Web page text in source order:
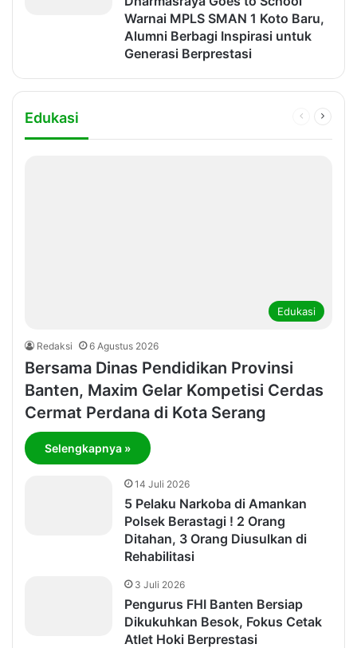
Warnai MPLS SMAN 1 Koto Baru,
Alumni Berbagi Inspirasi untuk
Generasi Berprestasi
Edukasi
Previous
Edukasi
Redaksi 6 Agustus 2026
Bersama Dinas Pendidikan Provinsi
Banten, Maxim Gelar Kompetisi Cerdas
Cermat Perdana di Kota Serang
Selengkapnya »
14 Juli 2026
5 Pelaku Narkoba di Amankan
Polsek Berastagi ! 2 Orang
Ditahan, 3 Orang Diusulkan di
Rehabilitasi
3 Juli 2026
Pengurus FHI Banten Bersiap
Dikukuhkan Besok, Fokus Cetak
Atlet Hoki Berprestasi